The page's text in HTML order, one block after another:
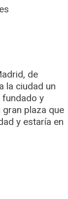
de
la ciudad un
y
plaza que
y estaría en